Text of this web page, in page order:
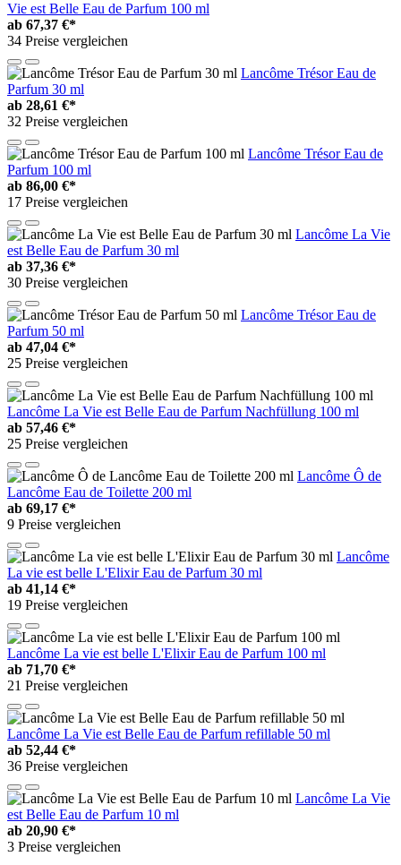
Vie est Belle Eau de Parfum 100 ml
ab 67,37 €*
34 Preise vergleichen
Lancôme Trésor Eau de
Parfum 30 ml
ab 28,61 €*
32 Preise vergleichen
Lancôme Trésor Eau de
Parfum 100 ml
ab 86,00 €*
17 Preise vergleichen
Lancôme La Vie
est Belle Eau de Parfum 30 ml
ab 37,36 €*
30 Preise vergleichen
Lancôme Trésor Eau de
Parfum 50 ml
ab 47,04 €*
25 Preise vergleichen
Lancôme La Vie est Belle Eau de Parfum Nachfüllung 100 ml
ab 57,46 €*
25 Preise vergleichen
Lancôme Ô de
Lancôme Eau de Toilette 200 ml
ab 69,17 €*
9 Preise vergleichen
Lancôme
La vie est belle L'Elixir Eau de Parfum 30 ml
ab 41,14 €*
19 Preise vergleichen
Lancôme La vie est belle L'Elixir Eau de Parfum 100 ml
ab 71,70 €*
21 Preise vergleichen
Lancôme La Vie est Belle Eau de Parfum refillable 50 ml
ab 52,44 €*
36 Preise vergleichen
Lancôme La Vie
est Belle Eau de Parfum 10 ml
ab 20,90 €*
3 Preise vergleichen